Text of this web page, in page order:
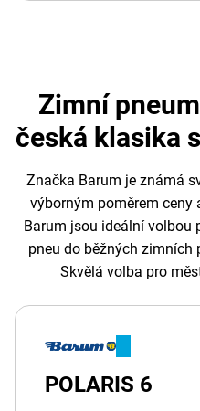
Zimní
česká klasika
Značka Barum je známá
výborným poměrem
Barum jsou ideální volbou
pneu do běžných zimních
Skvělá volba pro
POLARIS 6